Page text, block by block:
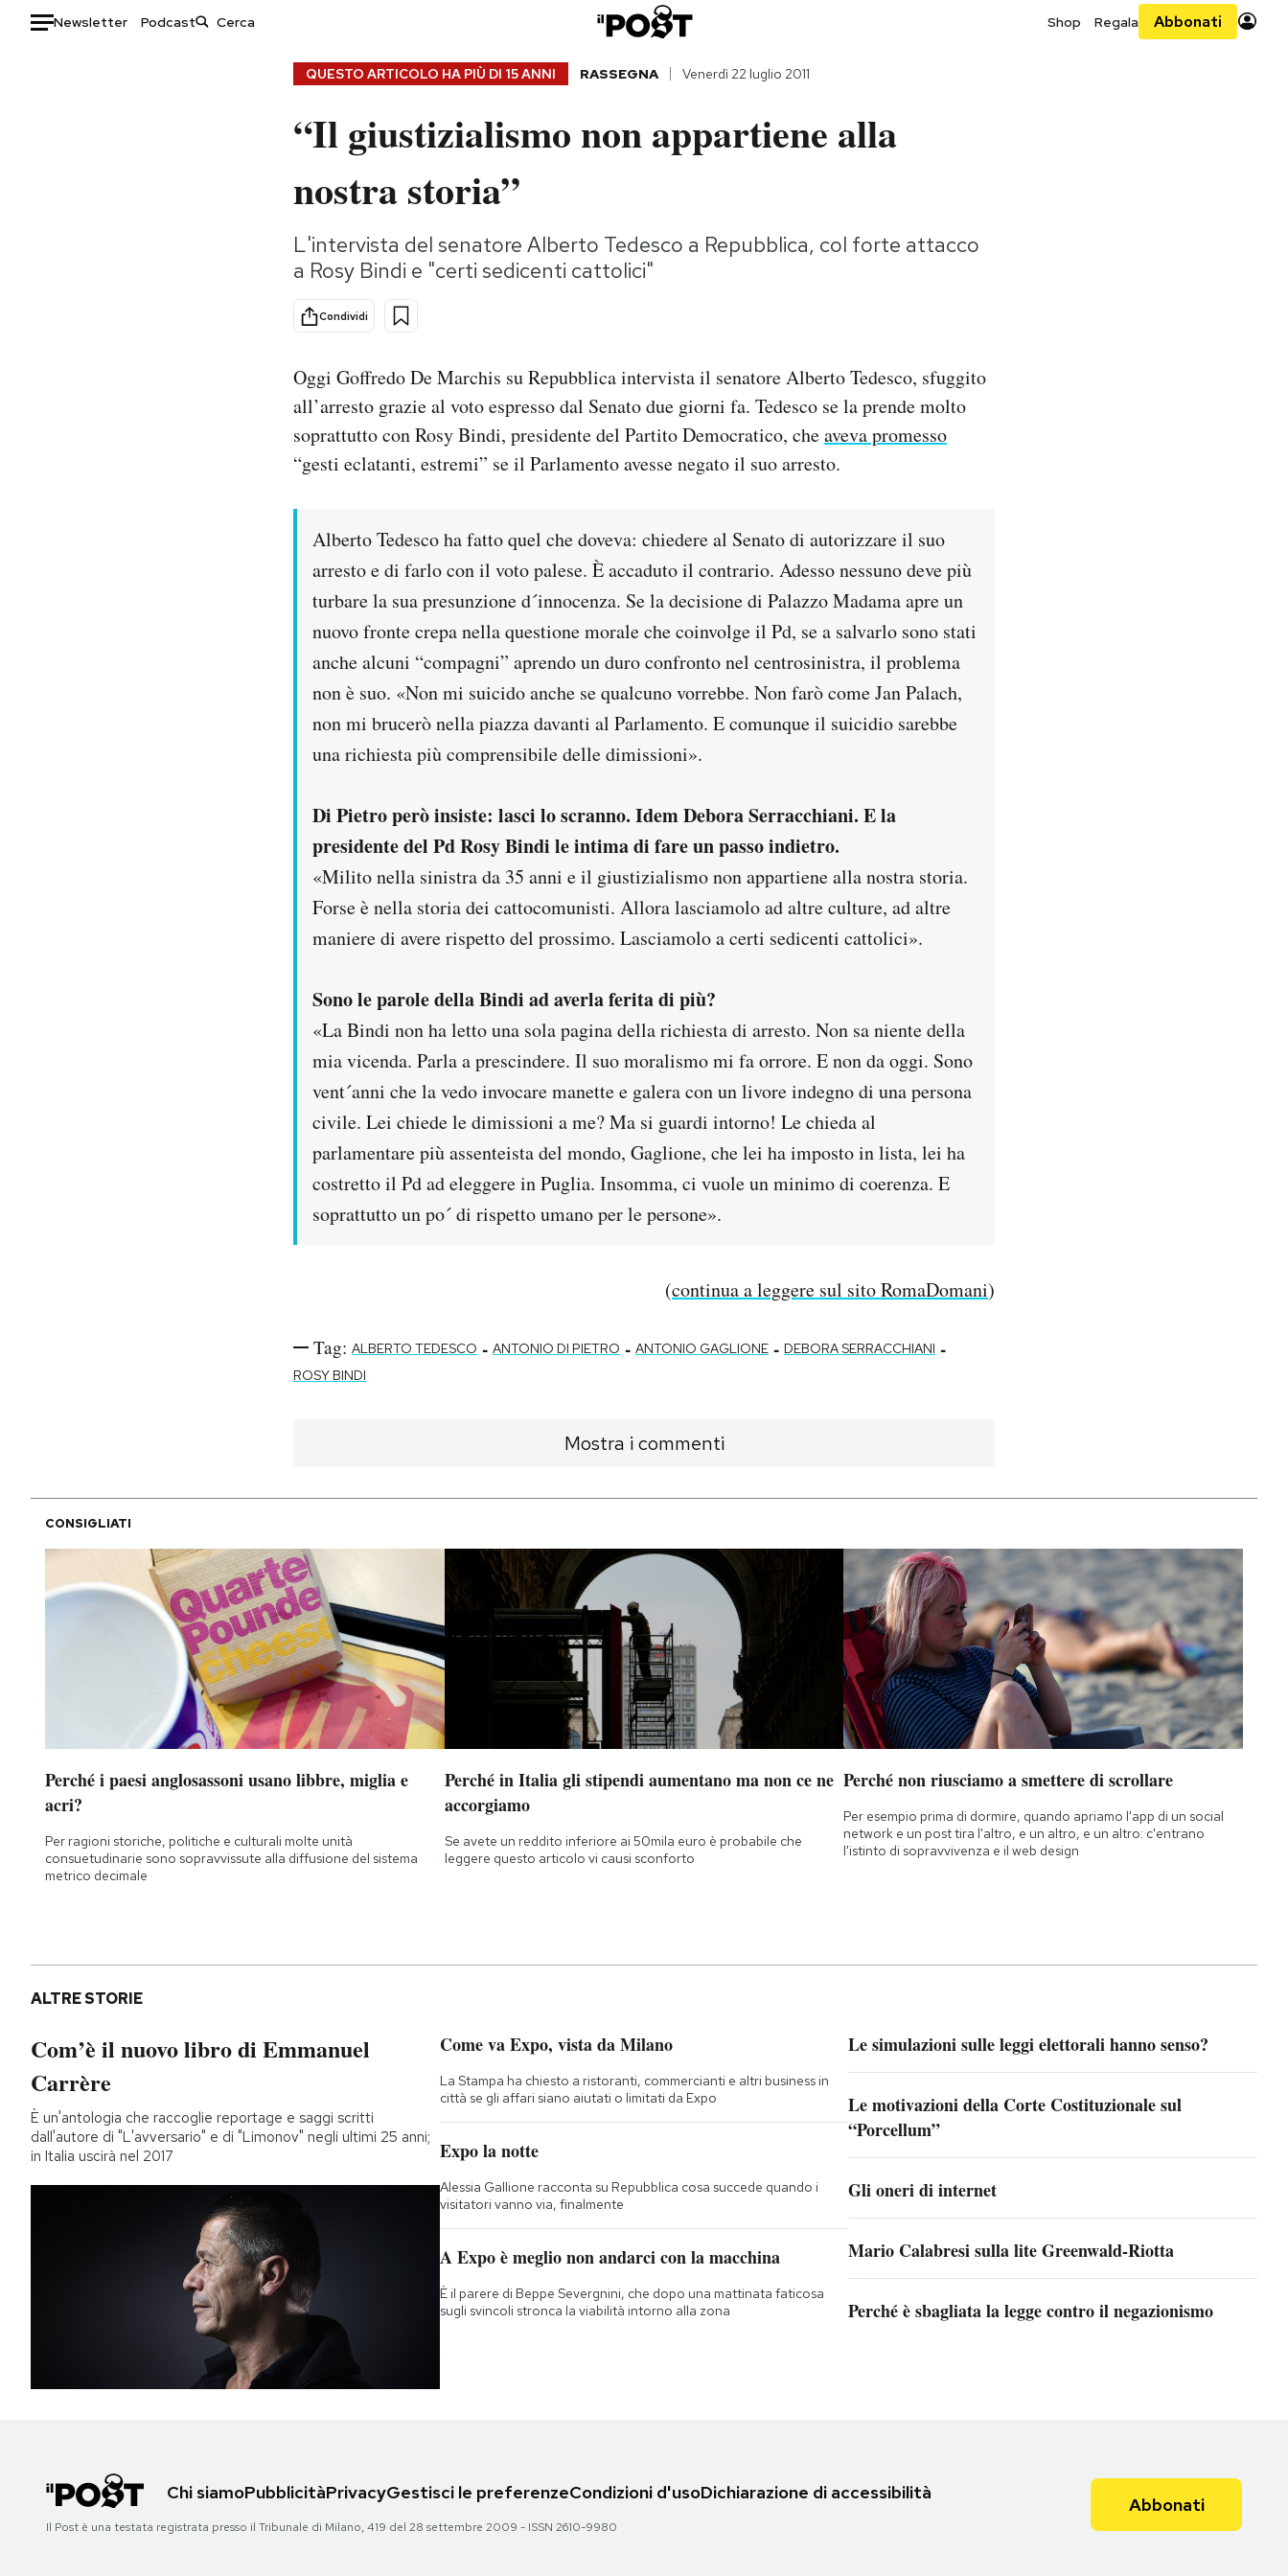
Newsletter Podcast Shop Regala Abbonati
Ok Boomer!
Mondiali calcio 2026
QUESTO ARTICOLO HA PIÙ DI 15 ANNI RASSEGNA Venerdì 22 luglio 2011
“Il giustizialismo non appartiene alla
nostra storia”
L'intervista del senatore Alberto Tedesco a Repubblica, col forte attacco
a Rosy Bindi e "certi sedicenti cattolici"
Condividi
Oggi Goffredo De Marchis su Repubblica intervista il senatore Alberto Tedesco, sfuggito
all’arresto grazie al voto espresso dal Senato due giorni fa. Tedesco se la prende molto
soprattutto con Rosy Bindi, presidente del Partito Democratico, cheaveva promesso
“gesti eclatanti, estremi” se il Parlamento avesse negato il suo arresto.
Alberto Tedesco ha fatto quel che doveva: chiedere al Senato di autorizzare il suo
arresto e di farlo con il voto palese. È accaduto il contrario. Adesso nessuno deve più
turbare la sua presunzione d´innocenza. Se la decisione di Palazzo Madama apre un
nuovo fronte crepa nella questione morale che coinvolge il Pd, se a salvarlo sono stati
anche alcuni “compagni” aprendo un duro confronto nel centrosinistra, il problema
non è suo. «Non mi suicido anche se qualcuno vorrebbe. Non farò come Jan Palach,
non mi brucerò nella piazza davanti al Parlamento. E comunque il suicidio sarebbe
una richiesta più comprensibile delle dimissioni».
Di Pietro però insiste: lasci lo scranno. Idem Debora Serracchiani. E la
presidente del Pd Rosy Bindi le intima di fare un passo indietro.
«Milito nella sinistra da 35 anni e il giustizialismo non appartiene alla nostra storia.
Forse è nella storia dei cattocomunisti. Allora lasciamolo ad altre culture, ad altre
maniere di avere rispetto del prossimo. Lasciamolo a certi sedicenti cattolici».
Sono le parole della Bindi ad averla ferita di più?
«La Bindi non ha letto una sola pagina della richiesta di arresto. Non sa niente della
mia vicenda. Parla a prescindere. Il suo moralismo mi fa orrore. E non da oggi. Sono
vent´anni che la vedo invocare manette e galera con un livore indegno di una persona
civile. Lei chiede le dimissioni a me? Ma si guardi intorno! Le chieda al
parlamentare più assenteista del mondo, Gaglione, che lei ha imposto in lista, lei ha
costretto il Pd ad eleggere in Puglia. Insomma, ci vuole un minimo di coerenza. E
soprattutto un po´ di rispetto umano per le persone».
(continua a leggere sul sito RomaDomani)
Tag: ALBERTO TEDESCO - ANTONIO DI PIETRO - ANTONIO GAGLIONE - DEBORA SERRACCHIANI -
ROSY BINDI
Mostra i commenti
CONSIGLIATI
Perché i paesi anglosassoni usano libbre, miglia e
acri?
Per ragioni storiche, politiche e culturali molte unità
consuetudinarie sono sopravvissute alla diffusione del sistema
metrico decimale
Perché in Italia gli stipendi aumentano ma non ce ne
accorgiamo
Se avete un reddito inferiore ai 50mila euro è probabile che
leggere questo articolo vi causi sconforto
Perché non riusciamo a smettere di scrollare
Per esempio prima di dormire, quando apriamo l'app di un social
network e un post tira l'altro, e un altro, e un altro: c'entrano
l'istinto di sopravvivenza e il web design
ALTRE STORIE
Com’è il nuovo libro di Emmanuel
Carrère
È un'antologia che raccoglie reportage e saggi scritti
dall'autore di "L'avversario" e di "Limonov" negli ultimi 25 anni;
in Italia uscirà nel 2017
Come va Expo, vista da Milano
La Stampa ha chiesto a ristoranti, commercianti e altri business in
città se gli affari siano aiutati o limitati da Expo
Expo la notte
Alessia Gallione racconta su Repubblica cosa succede quando i
visitatori vanno via, finalmente
A Expo è meglio non andarci con la macchina
È il parere di Beppe Severgnini, che dopo una mattinata faticosa
sugli svincoli stronca la viabilità intorno alla zona
Le simulazioni sulle leggi elettorali hanno senso?
Le motivazioni della Corte Costituzionale sul
“Porcellum”
Gli oneri di internet
Mario Calabresi sulla lite Greenwald-Riotta
Perché è sbagliata la legge contro il negazionismo
Chi siamoPubblicitàPrivacyGestisci le preferenzeCondizioni d'usoDichiarazione di accessibilità
Il Post è una testata registrata presso il Tribunale di Milano, 419 del 28 settembre 2009 - ISSN 2610-9980
Abbonati